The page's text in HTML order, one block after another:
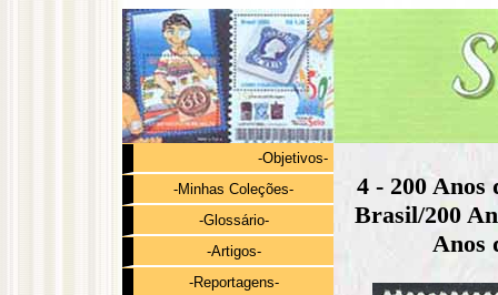
-Objetivos-
-Minhas Coleções-
-Glossário-
-Artigos-
-Reportagens-
4 - 200 Anos
Brasil/200
Anos